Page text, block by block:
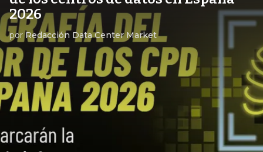
2026
porRedacción Data Center Market